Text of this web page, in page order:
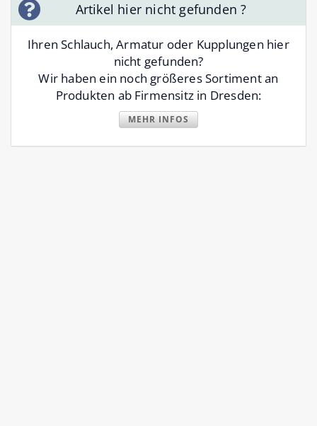
Artikel hier nicht gefunden ?
Ihren Schlauch, Armatur oder Kupplungen hier
nicht gefunden?
Wir haben ein noch größeres Sortiment an
Produkten ab Firmensitz in Dresden:
MEHR INFOS